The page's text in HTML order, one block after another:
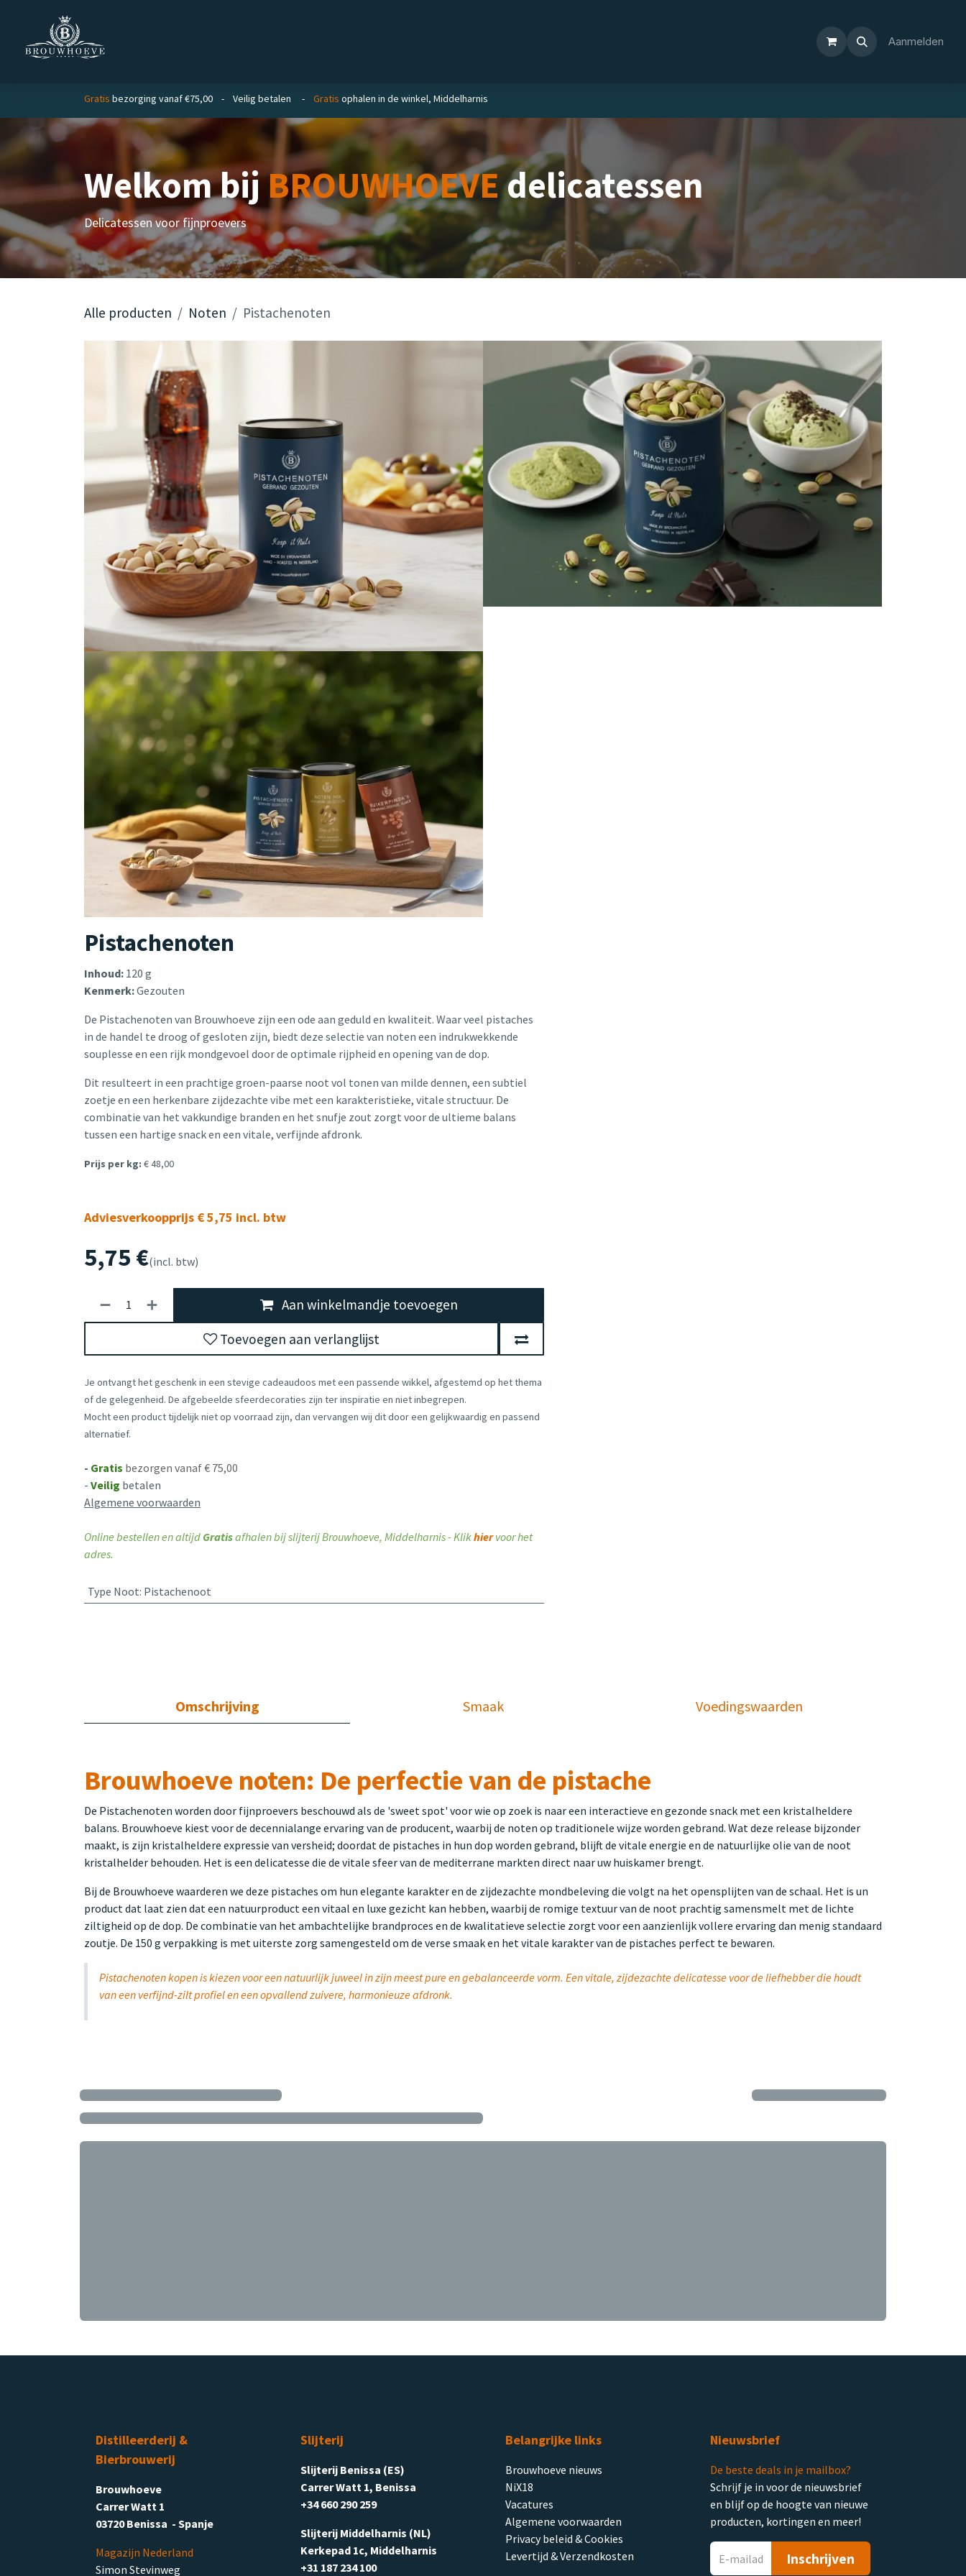
Aanmelden
Gratis bezorging vanaf €75,00 - Veilig betalen - Gratis ophalen in de winkel, Middelharnis
Welkom bijBROUWHOEVEdelicatessen
Delicatessen voor fijnproevers
Alle producten Noten Pistachenoten
Pistachenoten
Inhoud: 120 g
Kenmerk:Gezouten
De Pistachenoten van Brouwhoeve zijn een ode aan geduld en kwaliteit. Waar veel pistaches
in de handel te droog of gesloten zijn, biedt deze selectie van noten een indrukwekkende
souplesse en een rijk mondgevoel door de optimale rijpheid en opening van de dop.
Dit resulteert in een prachtige groen-paarse noot vol tonen van milde dennen, een subtiel
zoetje en een herkenbare zijdezachte vibe met een karakteristieke, vitale structuur. De
combinatie van het vakkundige branden en het snufje zout zorgt voor de ultieme balans
tussen een hartige snack en een vitale, verfijnde afdronk.
Prijs per kg: € 48,00
Adviesverkoopprijs € 5,75 incl. btw
5,75 €(incl. btw)
Aan winkelmandje toevoegen
Toevoegen aan verlanglijst
Je ontvangt het geschenk in een stevige cadeaudoos met een passende wikkel, afgestemd op het thema
of de gelegenheid. De afgebeelde sfeerdecoraties zijn ter inspiratie en niet inbegrepen.
Mocht een product tijdelijk niet op voorraad zijn, dan vervangen wij dit door een gelijkwaardig en passend
alternatief.
- Gratis bezorgen vanaf € 75,00
- Veilig betalen
Algemene voorwaarden
Online bestellen en altijd Gratisafhalen bij slijterij Brouwhoeve, Middelharnis - Klikhiervoor het
adres.
Type Noot: Pistachenoot
Omschrijving Smaak Voedingswaarden
Brouwhoeve noten: De perfectie van de pistache
De Pistachenoten worden door fijnproevers beschouwd als de 'sweet spot' voor wie op zoek is naar een interactieve en gezonde snack met een kristalheldere
balans. Brouwhoeve kiest voor de decennialange ervaring van de producent, waarbij de noten op traditionele wijze worden gebrand. Wat deze release bijzonder
maakt, is zijn kristalheldere expressie van versheid; doordat de pistaches in hun dop worden gebrand, blijft de vitale energie en de natuurlijke olie van de noot
kristalhelder behouden. Het is een delicatesse die de vitale sfeer van de mediterrane markten direct naar uw huiskamer brengt.
Bij de Brouwhoeve waarderen we deze pistaches om hun elegante karakter en de zijdezachte mondbeleving die volgt na het opensplijten van de schaal. Het is un
product dat laat zien dat een natuurproduct een vitaal en luxe gezicht kan hebben, waarbij de romige textuur van de noot prachtig samensmelt met de lichte
ziltigheid op de dop. De combinatie van het ambachtelijke brandproces en de kwalitatieve selectie zorgt voor een aanzienlijk vollere ervaring dan menig standaard
zoutje. De 150 g verpakking is met uiterste zorg samengesteld om de verse smaak en het vitale karakter van de pistaches perfect te bewaren.
Pistachenoten kopen is kiezen voor een natuurlijk juweel in zijn meest pure en gebalanceerde vorm. Een vitale, zijdezachte delicatesse voor de liefhebber die houdt
van een verfijnd-zilt profiel en een opvallend zuivere, harmonieuze afdronk.
Distilleerderij &
Bierbrouwerij
Brouwhoeve
Carrer Watt 1
03720 Benissa - Spanje
Magazijn Nederland
Simon Stevinweg
Slijterij
Slijterij Benissa (ES)
Carrer Watt 1, Benissa
+34 660 290 259
Slijterij Middelharnis (NL)
Kerkepad 1c, Middelharnis
+31 187 234 100
Belangrijke links
Brouwhoeve nieuws
NiX18
Vacatures
Algemene voorwaarden
Privacy beleid & Cookies
Levertijd & Verzendkosten
Nieuwsbrief
De beste deals in je mailbox?
Schrijf je in voor de nieuwsbrief
en blijf op de hoogte van nieuwe
producten, kortingen en meer!
Inschrijven